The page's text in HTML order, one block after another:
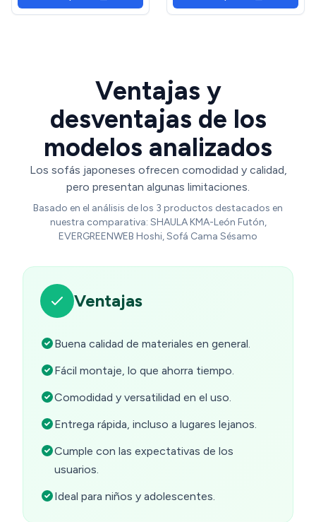
(piedra azul, individual)
Tela Gris
Ventajas y
desventajas de los
modelos analizados
Los sofás japoneses ofrecen comodidad y calidad,
pero presentan algunas limitaciones.
Basado en el análisis de los 3 productos destacados en
nuestra comparativa: SHAULA KMA-León Futón,
EVERGREENWEB Hoshi, Sofá Cama Sésamo
Ventajas
Buena calidad de materiales en general.
Fácil montaje, lo que ahorra tiempo.
Comodidad y versatilidad en el uso.
Entrega rápida, incluso a lugares lejanos.
Cumple con las expectativas de los
usuarios.
Ideal para niños y adolescentes.